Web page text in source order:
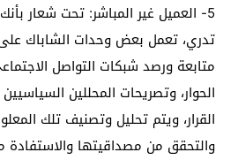
5- العميل غير المباشر: تحت شعار
تدري، تعمل بعض وحدات الشاباك
متابعة ورصد شبكات التواصل
الحوار، وتصريحات المحللين
القرار، ويتم تحليل وتصنيف تلك
والتحقق من مصداقيتها والاستفادة